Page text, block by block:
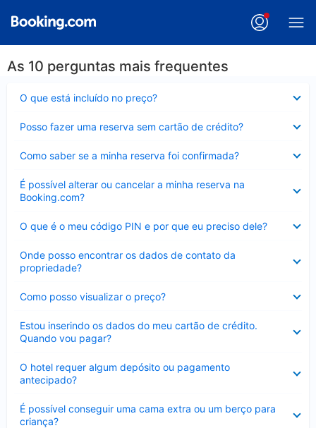
As 10 perguntas mais frequentes
O que está incluído no preço?
Posso fazer uma reserva sem cartão de crédito?
Como saber se a minha reserva foi confirmada?
É possível alterar ou cancelar a minha reserva na
Booking.com?
Contraído
O que é o meu código PIN e por que eu preciso dele?
Onde posso encontrar os dados de contato da
propriedade?
Como posso visualizar o preço?
Estou inserindo os dados do meu cartão de crédito.
Quando vou pagar?
O hotel requer algum depósito ou pagamento
antecipado?
É possível conseguir uma cama extra ou um berço para
criança?
Contraído